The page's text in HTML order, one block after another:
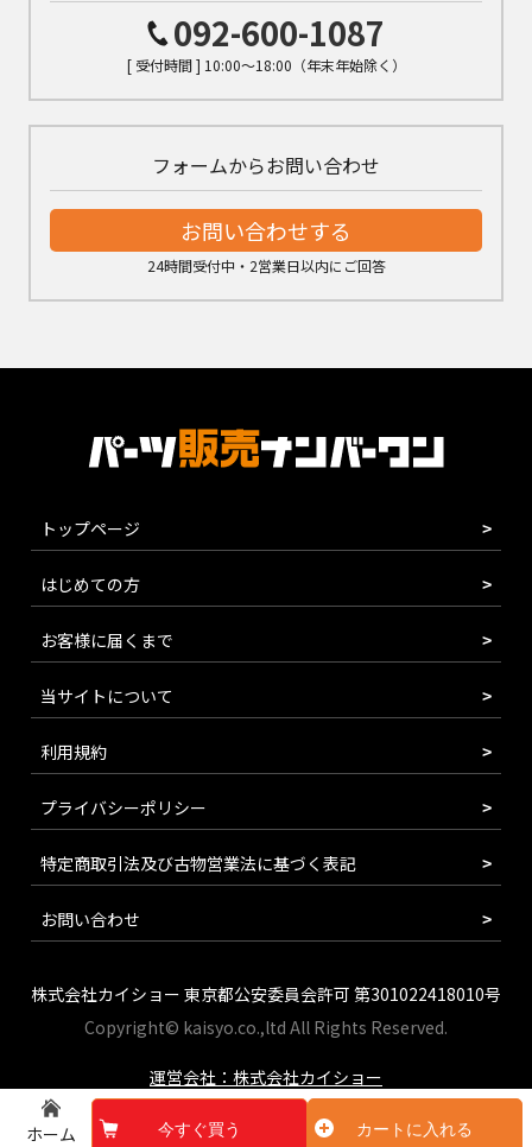
ホーム 今すぐ買う カートに入れる
092-600-1087
[ 受付時間 ] 10:00～18:00（年末年始除く）
フォームからお問い合わせ
お問い合わせする
24時間受付中・2営業日以内にご回答
トップページ
はじめての方
お客様に届くまで
当サイトについて
利用規約
プライバシーポリシー
特定商取引法及び古物営業法に基づく表記
お問い合わせ
株式会社カイショー 東京都公安委員会許可 第301022418010号
Copyright© kaisyo.co.,ltd All Rights Reserved.
運営会社：株式会社カイショー